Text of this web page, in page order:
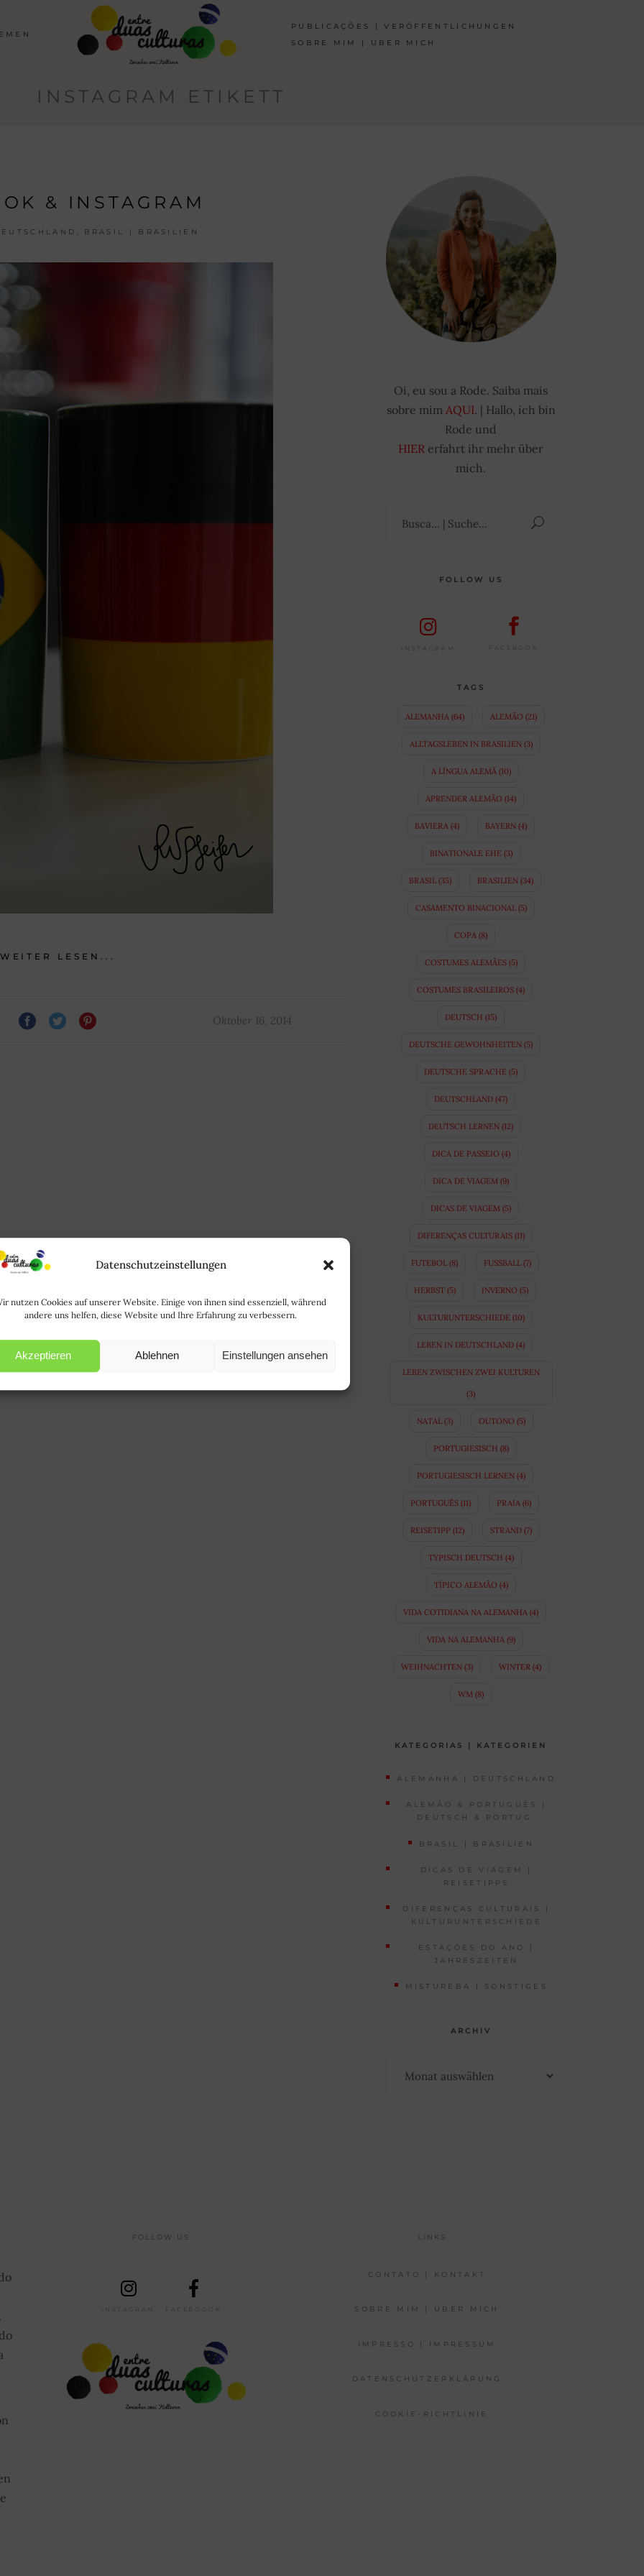
Datenschutzeinstellungen
nutzen Cookies auf unserer Website. Einige von ihnen sind essenziell, während
andere uns helfen, diese Website und Ihre Erfahrung zu verbessern.
Akzeptieren Ablehnen Einstellungen ansehen
PUBLICAÇÕES | VERÖFFENTLICHUNGEN
SOBRE MIM | ÜBER MICH
INSTAGRAM ETIKETT
& INSTAGRAM
BRASIL | BRASILIEN
WEITER LESEN...
Oktober 16, 2014
Oi, eu sou a Rode. Saiba mais
sobre mim AQUI. | Hallo, ich bin
Rode und
HIER erfahrt ihr mehr über
mich.
FOLLOW US
INSTAGRAM FACEBOOK
TAGS
ALEMANHA (64) ALEMÃO (21)
ALLTAGSLEBEN IN BRASILIEN(3)
A LÍNGUA ALEMÃ (10)
APRENDER ALEMÃO (14)
BAVIERA (4) BAYERN (4)
BINATIONALE EHE(3)
BRASIL(35) BRASILIEN(34)
CASAMENTO BINACIONAL(5)
COPA (8)
COSTUMES ALEMÃES(5)
COSTUMES BRASILEIROS (4)
DEUTSCH (15)
DEUTSCHE GEWOHNHEITEN (5)
DEUTSCHE SPRACHE (5)
DEUTSCHLAND (47)
DEUTSCH LERNEN (12)
DICA DE PASSEIO (4)
DICA DE VIAGEM (9)
DICAS DE VIAGEM (5)
DIFERENÇAS CULTURAIS(11)
FUTEBOL(8) FUSSBALL (7)
HERBST(5) INVERNO (5)
KULTURUNTERSCHIEDE(10)
LEBEN IN DEUTSCHLAND (4)
LEBEN ZWISCHEN ZWEI KULTUREN
(3)
NATAL(3) OUTONO (5)
PORTUGIESISCH (8)
PORTUGIESISCH LERNEN(4)
PORTUGUÊS (11) PRAIA (6)
REISETIPP(12) STRAND(7)
TYPISCH DEUTSCH (4)
TÍPICO ALEMÃO (4)
VIDA COTIDIANA NA ALEMANHA (4)
VIDA NA ALEMANHA (9)
WEIHNACHTEN(3) WINTER (4)
WM (8)
KATEGORIAS | KATEGORIEN
ALEMANHA | DEUTSCHLAND
ALEMÃO & PORTUGUÊS |
DEUTSCH & PORTUG.
BRASIL | BRASILIEN
DICAS DE VIAGEM |
REISETIPPS
DIFERENÇAS CULTURAIS |
KULTURUNTERSCHIEDE
ESTAÇÕES DO ANO |
JAHRESZEITEN
MISTUREBA | SONSTIGES
ARCHIV
FOLLOW US
INSTAGRAM FACEBOOOK
LINKS
CONTATO | KONTAKT
SOBRE MIM | ÜBER MICH
IMPRESSO | IMPRESSUM
DATENSCHUTZERKLÄRUNG
COOKIE-RICHTLINIE